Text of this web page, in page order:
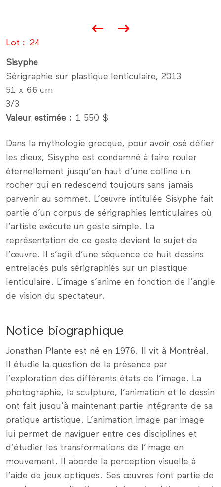
Lot 24
Sisyphe
Sérigraphie sur plastique lenticulaire, 2013
51 x 66 cm
3/3
Valeur estimée
1 550 $
Dans la mythologie grecque, pour avoir osé défier
les dieux, Sisyphe est condamné à faire rouler
éternellement jusqu’en haut d’une colline un
rocher qui en redescend toujours sans jamais
parvenir au sommet. L’œuvre intitulée Sisyphe fait
partie d’un corpus de sérigraphies lenticulaires où
l’artiste exécute un geste simple. La
représentation de ce geste devient le sujet de
l’œuvre. Il s’agit d’une séquence de huit dessins
entrelacés puis sérigraphiés sur un plastique
lenticulaire. L’image s’anime en fonction de l’angle
de vision du spectateur.
Notice biographique
Jonathan Plante est né en 1976. Il vit à Montréal.
Il étudie la question de la présence par
l’exploration des différents états de l’image. La
photographie, la sculpture, l’animation et le dessin
ont fait jusqu’à maintenant partie intégrante de sa
pratique artistique. L’animation image par image
lui permet de naviguer entre ces disciplines et
d’étudier les transformations de l’image en
mouvement. Il aborde la perception visuelle à
l’aide de jeux optiques. Ses œuvres font partie de